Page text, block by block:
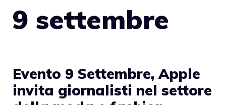
9 settembre
Evento 9 Settembre, Apple
invita giornalisti nel settore